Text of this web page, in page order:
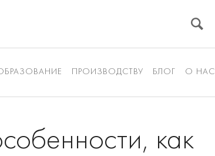
ПРОИЗВОДСТВУ БЛОГ О НАС
как